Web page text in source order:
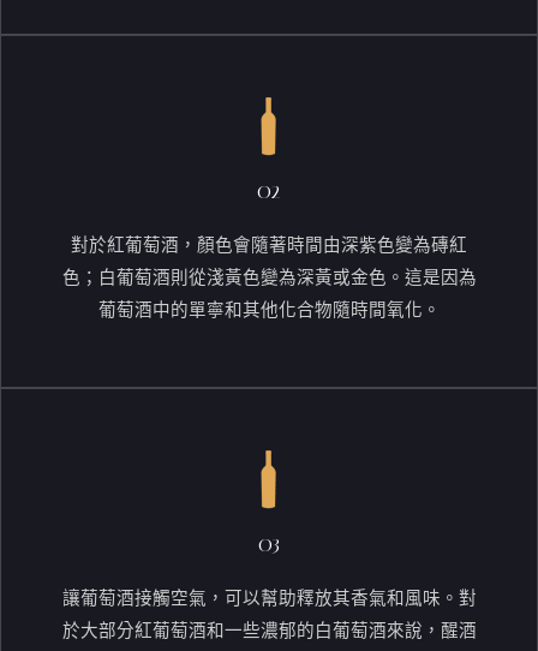
02
對於紅葡萄酒，顏色會隨著時間由深紫色變為磚紅
色；白葡萄酒則從淺黃色變為深黃或金色。這是因為
葡萄酒中的單寧和其他化合物隨時間氧化。
03
讓葡萄酒接觸空氣，可以幫助釋放其香氣和風味。對
於大部分紅葡萄酒和一些濃郁的白葡萄酒來說，醒酒